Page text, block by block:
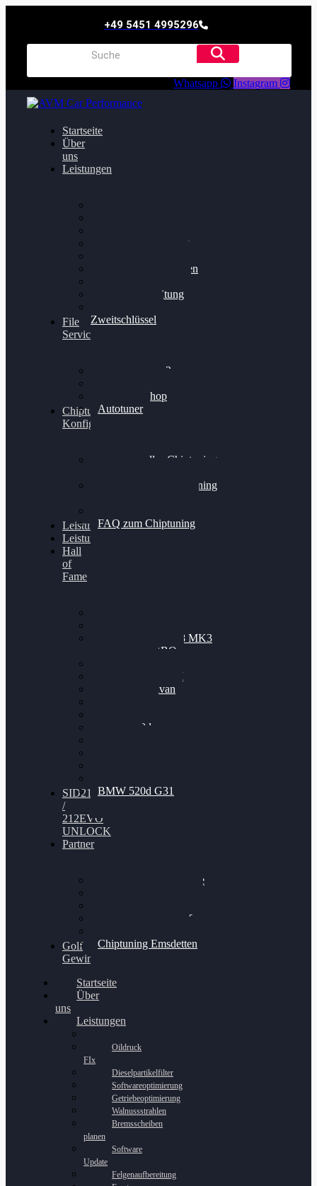
+49 5451 4995296
Whatsapp Instagram
Startseite
Über
uns
Leistungen
Getriebeoptimierung
Bremsscheiben planen
Felgenaufbereitung
Zweitschlüssel
File
Service
Alientech Kess3
Alientech Shop
Autotuner
Chiptuning
Konfigurator
Professionelles Chiptuning
Professionelles Chiptuning
FAQ zum Chiptuning
Leistungsmessung
Leistungsprüfstand
Hall
of
Fame
Nissan GT-R35 3.8 MK3
V6 TWINTURBO
VW Passat 2.0TDI
VW T6 Multivan
BMW 120d
BMW 520d G31
SID212
/
212EVO
UNLOCK
Partner
Bilgenroth Performance
Chiptuning Schüttorf
Chiptuning Emsdetten
Golf
Gewinnspiel
Startseite
Über
uns
Leistungen
Oildruck
FIx
Dieselpartikelfilter
Softwareoptimierung
Getriebeoptimierung
Walnussstrahlen
Bremsscheiben
planen
Software
Update
Felgenaufbereitung